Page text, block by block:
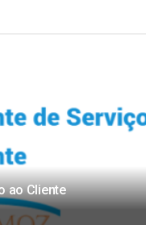
ao Cliente